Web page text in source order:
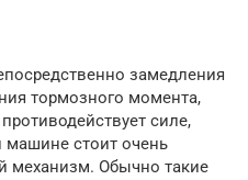
замедления
тормозного момента,
силе,
стоит очень
механизм. Обычно такие